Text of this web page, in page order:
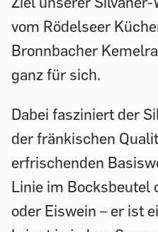
vom Rödelseer
Bronnbacher
ganz für sich.
Dabei fasziniert der
der fränkischen
erfrischenden
Linie im Bocksbeutel
oder Eiswein – er ist